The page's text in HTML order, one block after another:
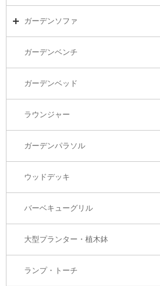
ラウンジ・ベッド
コーヒーテーブル
カウンター・バーテーブル
ガーデンチェアーTOP
カウンター・バーチェアー
ガーデンソファ
ガーデンソファTOP
3Sソファ
オットマン・スツール
ガーデンベンチ
ガーデンベッド
ラウンジャー
ガーデンパラソル
ウッドデッキ
バーベキューグリル
大型プランター・植木鉢
ランプ・トーチ